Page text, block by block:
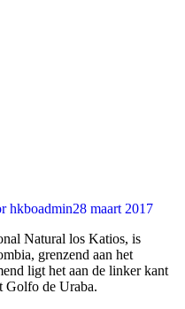
hkboadmin28 maart 2017
Natural los Katios, is
grenzend aan het
ligt het aan de linker kant
Golfo de Uraba.